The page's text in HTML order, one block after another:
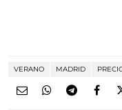
VERANO MADRID